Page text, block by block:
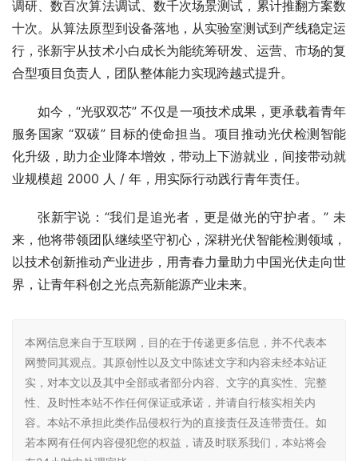
调研、数百次算法调试、数千次场景测试，累计推翻方案数
十次。从算法原型到设备落地，从实验室测试到产线稳定运
行，张新宇从技术小白成长为能统筹研发、运营、市场的复
合型项目负责人，团队整体能力实现跨越式提升。
如今，“光驭双芯” 不仅是一项技术成果，更承载着青年
服务国家 “双碳” 目标的使命担当。项目推动光伏检测智能
化升级，助力企业降本增效，带动上下游就业，间接带动就
业规模超 2000 人 / 年，用实际行动践行青年责任。
张新宇说：“我们是追光者，更是做光的守护者。” 未
来，他将带领团队继续坚守初心，深耕光伏智能检测领域，
以技术创新推动产业进步，用青春力量助力中国光伏走向世
界，让青年科创之光点亮新能源产业未来。
本网信息来自于互联网，目的在于传递更多信息，并不代表本
网赞同其观点。其原创性以及文中陈述文字和内容未经本站证
实，对本文以及其中全部或者部分内容、文字的真实性、完整
性、及时性本站不作任何保证或承诺，并请自行核实相关内
容。本站不承担此类作品侵权行为的直接责任及连带责任。如
若本网有任何内容侵犯您的权益，请及时联系我们，本站将会